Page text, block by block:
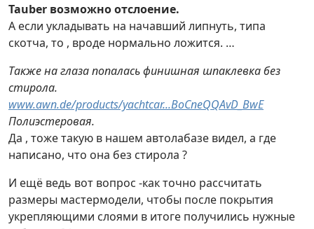
Tauber возможно отслоение.
А если укладывать на начавший липнуть, типа
скотча, то , вроде нормально ложится. …
Также на глаза попалась финишная шпаклевка без
стирола.
www.awn.de/products/yachtcar...BoCneQQAvD_BwE
Полиэстеровая.
Да , тоже такую в нашем автолабазе видел, а где
написано, что она без стирола ?
И ещё ведь вот вопрос -как точно рассчитать
размеры мастермодели, чтобы после покрытия
укрепляющими слоями в итоге получились нужные